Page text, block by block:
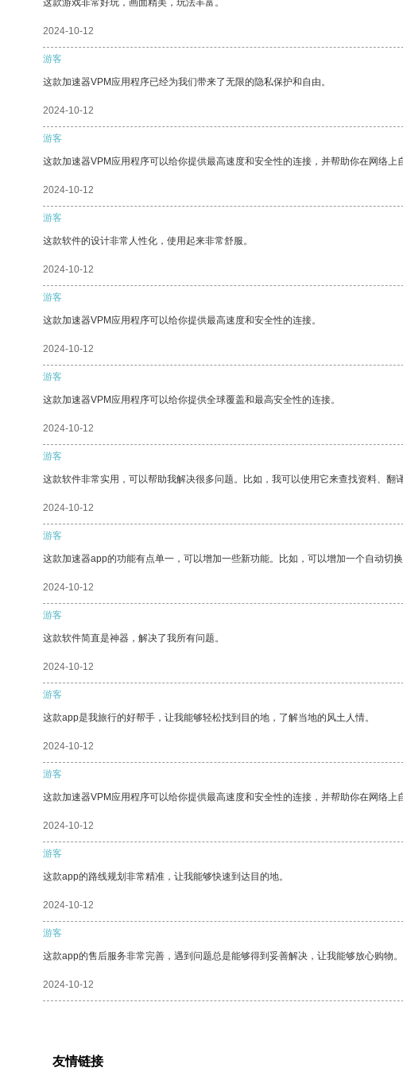
这款游戏非常好玩，画面精美，玩法丰富。
2024-10-12
游客
这款加速器VPM应用程序已经为我们带来了无限的隐私保护和自由。
2024-10-12
游客
这款加速器VPM应用程序可以给你提供最高速度和安全性的连接，并帮助你在网络上
2024-10-12
游客
这款软件的设计非常人性化，使用起来非常舒服。
2024-10-12
游客
这款加速器VPM应用程序可以给你提供最高速度和安全性的连接。
2024-10-12
游客
这款加速器VPM应用程序可以给你提供全球覆盖和最高安全性的连接。
2024-10-12
游客
这款软件非常实用，可以帮助我解决很多问题。比如，我可以使用它来查找资料、翻
2024-10-12
游客
这款加速器app的功能有点单一，可以增加一些新功能。比如，可以增加一个自动切
2024-10-12
游客
这款软件简直是神器，解决了我所有问题。
2024-10-12
游客
这款app是我旅行的好帮手，让我能够轻松找到目的地，了解当地的风土人情。
2024-10-12
游客
这款加速器VPM应用程序可以给你提供最高速度和安全性的连接，并帮助你在网络上
2024-10-12
游客
这款app的路线规划非常精准，让我能够快速到达目的地。
2024-10-12
游客
这款app的售后服务非常完善，遇到问题总是能够得到妥善解决，让我能够放心购物。
2024-10-12
友情链接